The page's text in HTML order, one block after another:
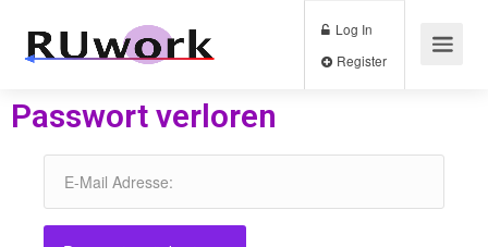
Log In
Passwort verloren